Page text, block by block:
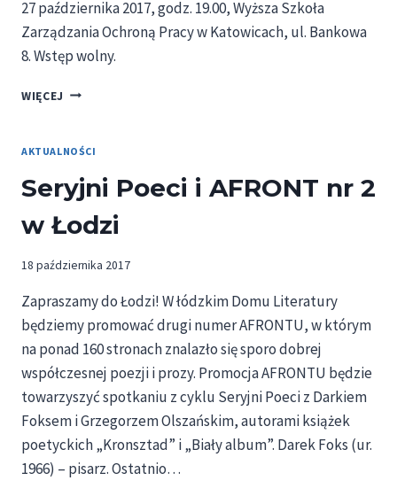
27 października 2017, godz. 19.00, Wyższa Szkoła
Zarządzania Ochroną Pracy w Katowicach, ul. Bankowa
8. Wstęp wolny.
WIĘCEJ MUSIC
–
AKTUALNOŚCI
Seryjni Poeci i AFRONT nr 2
w Łodzi
18 października 2017
Zapraszamy do Łodzi! W łódzkim Domu Literatury
będziemy promować drugi numer AFRONTU, w którym
na ponad 160 stronach znalazło się sporo dobrej
współczesnej poezji i prozy. Promocja AFRONTU będzie
towarzyszyć spotkaniu z cyklu Seryjni Poeci z Darkiem
Foksem i Grzegorzem Olszańskim, autorami książek
poetyckich „Kronsztad” i „Biały album”. Darek Foks (ur.
1966) – pisarz. Ostatnio…